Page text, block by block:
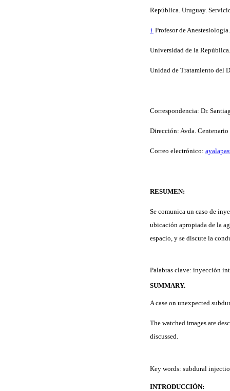
República. Uruguay.
† Profesor de
Universidad de la
Unidad de Tratamiento del
Correspondencia: Dr.
Dirección: Avda.
Correo electrónico:
RESUMEN:
Se comunica un caso de
ubicación apropiada de la
espacio, y se discute la
Palabras clave: inyección
SUMMARY.
A case on unexpected
The watched images are
discussed.
Key words: subdural
INTRODUCCIÓN: